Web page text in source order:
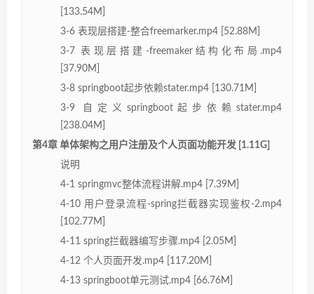
[133.54M]
3-6 表现层搭建-整合freemarker.mp4 [52.88M]
3-7 表现层搭建-freemaker结构化布局.mp4
[37.90M]
3-8 springboot起步依赖stater.mp4 [130.71M]
3-9 自定义springboot起步依赖stater.mp4
[238.04M]
第4章 单体架构之用户注册及个人页面功能开发 [1.11G]
说明
4-1 springmvc整体流程讲解.mp4 [7.39M]
4-10 用户登录流程-spring拦截器实现鉴权-2.mp4
[102.77M]
4-11 spring拦截器编写步骤.mp4 [2.05M]
4-12 个人页面开发.mp4 [117.20M]
4-13 springboot单元测试.mp4 [66.76M]